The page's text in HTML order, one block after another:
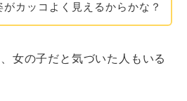
がカッコよく見えるからかな？
女の子だと気づいた人もいる